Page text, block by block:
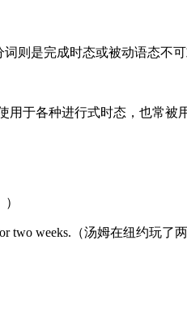
则是完成时态或被动语态不
于各种进行式时态，也常被
two weeks.（汤姆在纽约玩了